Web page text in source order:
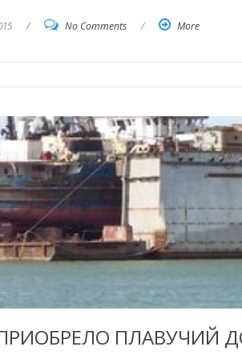
/ No Comments / More
ПЛАВУЧИЙ